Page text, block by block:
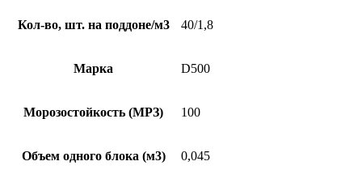
Кол-во, шт. на поддоне/м3 40/1,8
Марка D500
Морозостойкость (МРЗ) 100
Объем одного блока (м3) 0,045